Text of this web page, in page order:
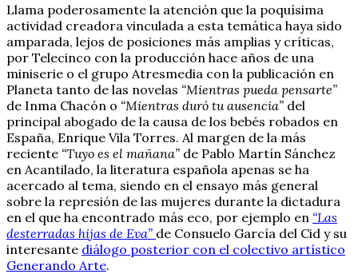
Llama poderosamente la atención que la poquísima
actividad creadora vinculada a esta temática haya sido
amparada, lejos de posiciones más amplias y críticas,
por Telecinco con la producción hace años de una
miniserie o el grupo Atresmedia con la publicación en
Planeta tanto de las novelas “Mientras pueda pensarte”
de Inma Chacón o “Mientras duró tu ausencia” del
principal abogado de la causa de los bebés robados en
España, Enrique Vila Torres. Al margen de la más
reciente “Tuyo es el mañana” de Pablo Martín Sánchez
en Acantilado, la literatura española apenas se ha
acercado al tema, siendo en el ensayo más general
sobre la represión de las mujeres durante la dictadura
en el que ha encontrado más eco, por ejemplo en “Las
desterradas hijas de Eva” de Consuelo García del Cid y su
interesante diálogo posterior con el colectivo artístico
Generando Arte.